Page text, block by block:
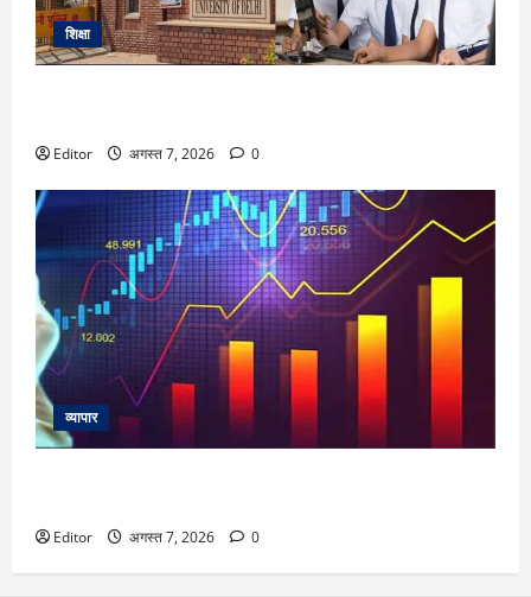
शिक्षा
Editor अगस्त 7, 2026 0
व्यापार
Editor अगस्त 7, 2026 0